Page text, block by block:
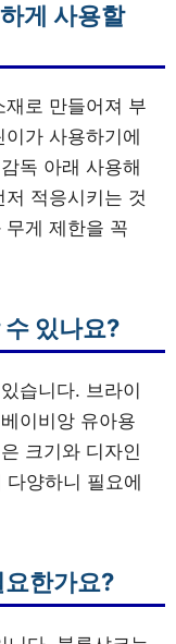
게 사용할
로 만들어져 부
가 사용하기에
독 아래 사용해
적응시키는 것
게 제한을 꼭
있나요?
습니다. 브라이
이비앙 유아용
크기와 디자인
양하니 필요에
한가요?